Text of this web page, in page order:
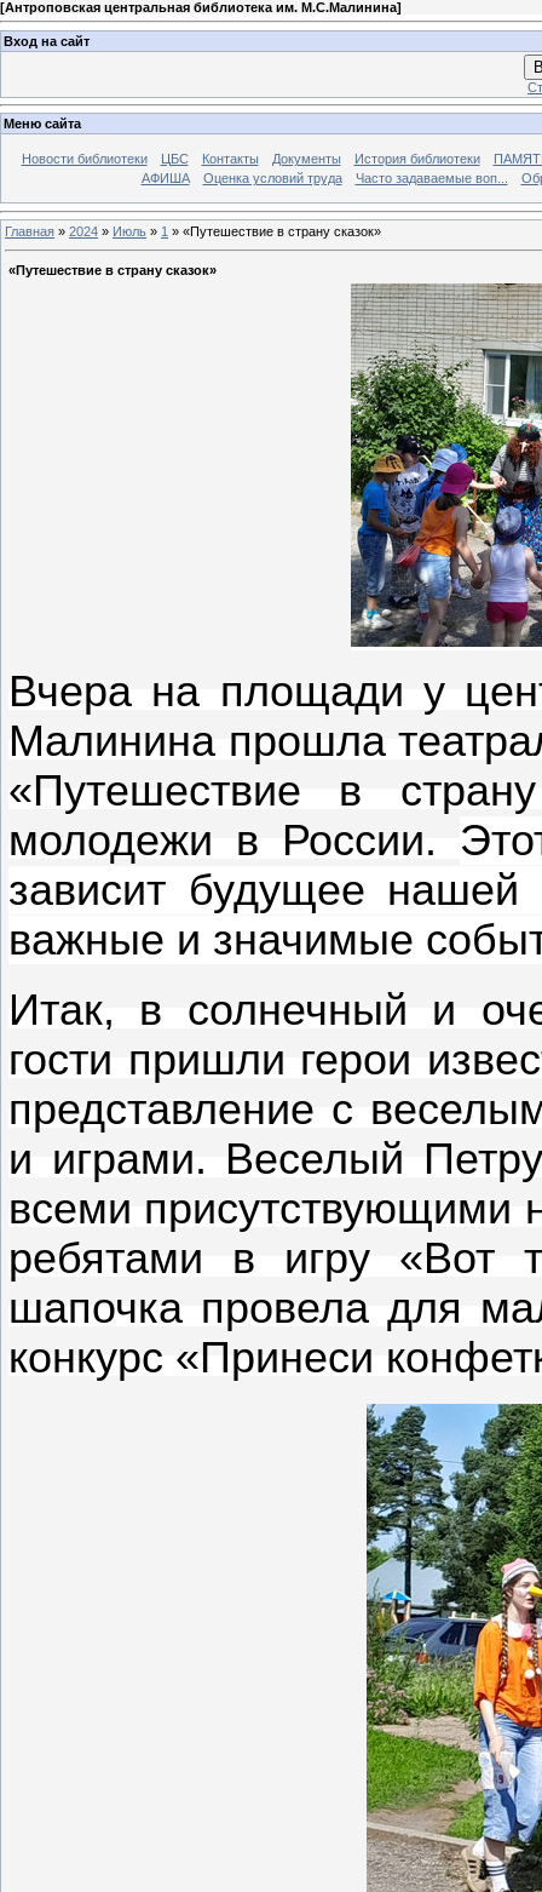
[Антроповская центральная библиотека им. М.С.Малинина]
Вход на сайт
Меню сайта
Новости библиотеки ЦБС Контакты Документы История библиотеки
АФИША
Оценка условий труда Часто задаваемые воп...
Главная » 2024 » Июль » 1 » «Путешествие в страну сказок»
«Путешествие в страну сказок»
Вчера на площади у
Малинина прошла
«Путешествие в
молодежи в России.
зависит будущее
важные и значимые
Итак, в солнечный и
гости пришли герои
представление с
и играми. Веселый
всеми присутствующими
ребятами в игру «Вот
шапочка провела для
конкурс «Принеси